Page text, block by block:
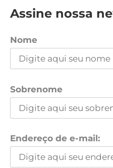
Assine nossa
Nome
Sobrenome
Endereço de e-mail: